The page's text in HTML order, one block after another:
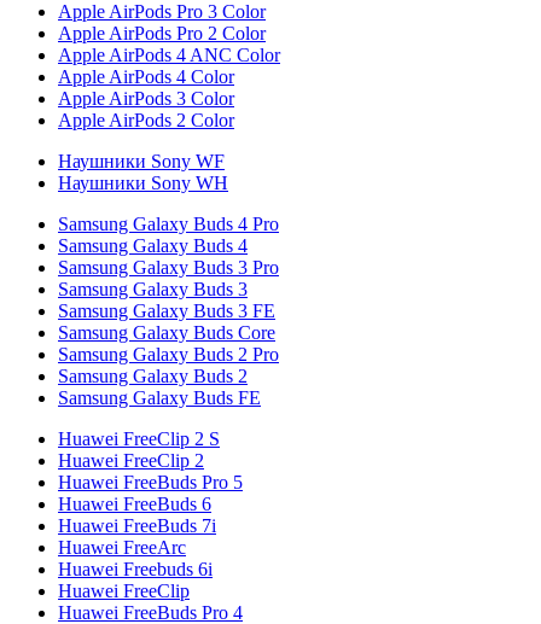
Apple AirPods Pro 3 Color
Apple AirPods Pro 2 Color
Apple AirPods 4 ANC Color
Apple AirPods 4 Color
Apple AirPods 3 Color
Apple AirPods 2 Color
Наушники Sony WF
Наушники Sony WH
Samsung Galaxy Buds 4 Pro
Samsung Galaxy Buds 4
Samsung Galaxy Buds 3 Pro
Samsung Galaxy Buds 3
Samsung Galaxy Buds 3 FE
Samsung Galaxy Buds Core
Samsung Galaxy Buds 2 Pro
Samsung Galaxy Buds 2
Samsung Galaxy Buds FE
Huawei FreeClip 2 S
Huawei FreeClip 2
Huawei FreeBuds Pro 5
Huawei FreeBuds 6
Huawei FreeBuds 7i
Huawei FreeArc
Huawei Freebuds 6i
Huawei FreeClip
Huawei FreeBuds Pro 4